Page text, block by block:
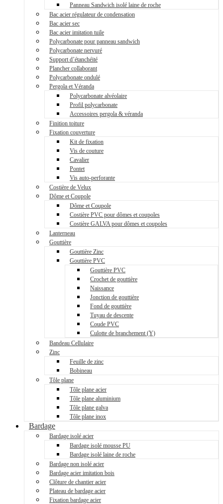
Panneau Sandwich isolé laine de roche
Bac acier régulateur de condensation
Bac acier sec
Bac acier imitation tuile
Polycarbonate pour panneau sandwich
Polycarbonate nervuré
Support d’étanchéité
Plancher collaborant
Polycarbonate ondulé
Pergola et Véranda
Polycarbonate alvéolaire
Profil polycarbonate
Accessoires pergola & véranda
Finition toiture
Fixation couverture
Kit de fixation
Vis de couture
Cavalier
Pontet
Vis auto-perforante
Costière de Velux
Dôme et Coupole
Dôme et Coupole
Costière PVC pour dômes et coupoles
Costière GALVA pour dômes et coupoles
Lanterneau
Gouttière
Gouttière Zinc
Gouttière PVC
Gouttière PVC
Crochet de gouttière
Naissance
Jonction de gouttière
Fond de gouttière
Tuyau de descente
Coude PVC
Culotte de branchement (Y)
Bandeau Cellulaire
Zinc
Feuille de zinc
Bobineau
Tôle plane
Tôle plane acier
Tôle plane aluminium
Tôle plane galva
Tôle plane inox
Bardage
Bardage isolé acier
Bardage isolé mousse PU
Bardage isolé laine de roche
Bardage non isolé acier
Bardage acier imitation bois
Clôture de chantier acier
Plateau de bardage acier
Fixation bardage acier